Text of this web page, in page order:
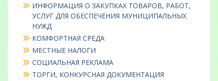
ИНФОРМАЦИЯ О ЗАКУПКАХ ТОВАРОВ, РАБОТ,
УСЛУГ ДЛЯ ОБЕСПЕЧЕНИЯ МУНИЦИПАЛЬНЫХ
НУЖД
КОМФОРТНАЯ СРЕДА
МЕСТНЫЕ НАЛОГИ
СОЦИАЛЬНАЯ РЕКЛАМА
ТОРГИ, КОНКУРСНАЯ ДОКУМЕНТАЦИЯ